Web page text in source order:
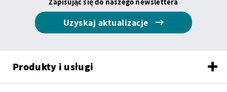
Uzyskaj aktualizacje
Produkty i usługi